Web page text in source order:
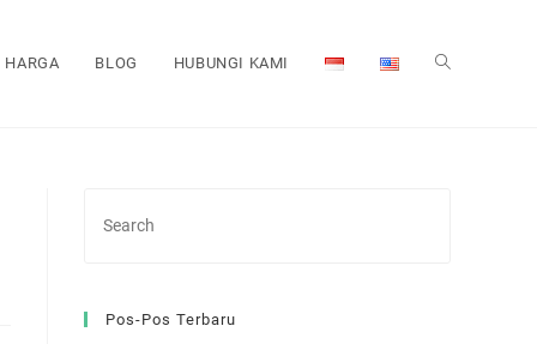
HARGA BLOG HUBUNGI KAMI TOGGLE
Pos-Pos Terbaru